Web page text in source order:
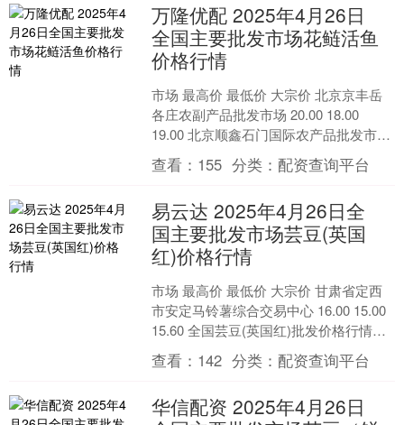
万隆优配 2025年4月26日
全国主要批发市场花鲢活鱼
价格行情
市场 最高价 最低价 大宗价 北京京丰岳
各庄农副产品批发市场 20.00 18.00
19.00 北京顺鑫石门国际农产品批发市场
集团有限公司北京分公司 16.0....
查看： 155 分类：配资查询平台
易云达 2025年4月26日全
国主要批发市场芸豆(英国
红)价格行情
市场 最高价 最低价 大宗价 甘肃省定西
市安定马铃薯综合交易中心 16.00 15.00
15.60 全国芸豆(英国红)批发价格行情走
势分析易云达 从今日全国芸....
查看： 142 分类：配资查询平台
华信配资 2025年4月26日